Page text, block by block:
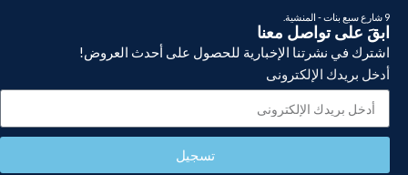
9 شارع سبع بنات - المنشية.
ابقَ على تواصل معنا
اشترك في نشرتنا الإخبارية للحصول على أحدث العروض!
أدخل بريدك الإلكترونى
تسجيل